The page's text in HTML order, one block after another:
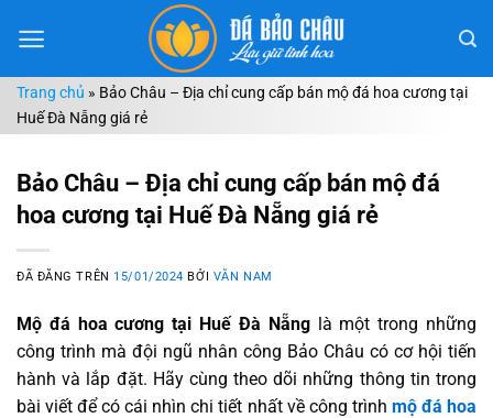
đến
dungTrang chủ » Bảo Châu – Địa chỉ cung cấp bán mộ đá hoa cương tại
Huế Đà Nẵng giá rẻ
Bảo Châu – Địa chỉ cung cấp bán mộ đá
hoa cương tại Huế Đà Nẵng giá rẻ
ĐÃ ĐĂNG TRÊN 15/01/2024 BỞI VĂN NAM
Mộ đá hoa cương tại Huế Đà Nẵnglà một trong những
công trình mà đội ngũ nhân công Bảo Châu có cơ hội tiến
hành và lắp đặt. Hãy cùng theo dõi những thông tin trong
bài viết để có cái nhìn chi tiết nhất về công trình mộ đá hoa